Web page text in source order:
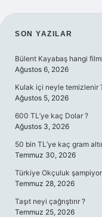
SON YAZILAR
Bülent Kayabaş hangi
Ağustos 6, 2026
Kulak içi neyle temizlenir
Ağustos 5, 2026
600 TL’ye kaç Dolar ?
Ağustos 3, 2026
50 bin TL’ye kaç gram
Temmuz 30, 2026
Türkiye Okçuluk
Temmuz 28, 2026
Taşıt neyi çağrıştırır ?
Temmuz 25, 2026